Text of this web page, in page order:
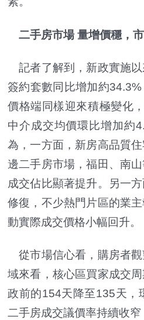
二手房市場 量增價穩，
記者了解到，新政實施
簽約套數同比增加約34.3%
價格端同樣迎來積極變化
中介成交均價環比增加約
為，一方面，新房高品質
邊二手房市場，福田、南
成交佔比顯著提升。另一
修復，不少熱門片區的業
動實際成交價格小幅回升。
從市場信心看，購房者
域來看，核心區買家成交
政前的154天降至135天，
二手房成交議價率持續收窄